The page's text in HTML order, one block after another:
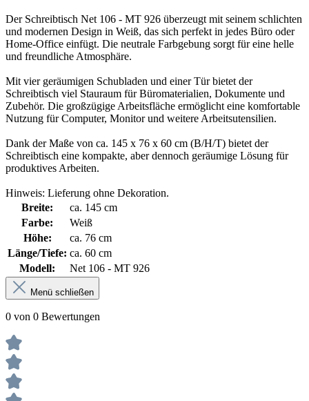
Der Schreibtisch Net 106 - MT 926 überzeugt mit seinem schlichten
und modernen Design in Weiß, das sich perfekt in jedes Büro oder
Home-Office einfügt. Die neutrale Farbgebung sorgt für eine helle
und freundliche Atmosphäre.
Mit vier geräumigen Schubladen und einer Tür bietet der
Schreibtisch viel Stauraum für Büromaterialien, Dokumente und
Zubehör. Die großzügige Arbeitsfläche ermöglicht eine komfortable
Nutzung für Computer, Monitor und weitere Arbeitsutensilien.
Dank der Maße von ca. 145 x 76 x 60 cm (B/H/T) bietet der
Schreibtisch eine kompakte, aber dennoch geräumige Lösung für
produktives Arbeiten.
Hinweis: Lieferung ohne Dekoration.
Breite:
ca. 145 cm
Farbe:
Weiß
Höhe:
ca. 76 cm
Länge/Tiefe: ca. 60 cm
Modell:
Net 106 - MT 926
Menü schließen
0 von 0 Bewertungen